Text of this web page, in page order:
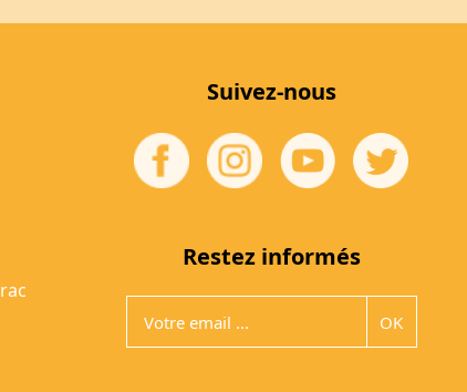
Suivez-nous
Restez informés